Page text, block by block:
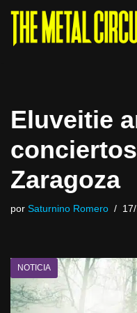
Saltar
Eluveitie
Zaragoza
por Saturnino Romero
NOTICIA